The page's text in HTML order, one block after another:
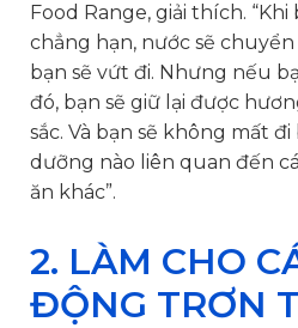
Food Range, giải thích.
chẳng hạn, nước sẽ
bạn sẽ vứt đi. Nhưng nếu
đó, bạn sẽ giữ lại được
sắc. Và bạn sẽ không mất
dưỡng nào liên quan đến
ăn khác”.
2. LÀM CHO
ĐỘNG TRƠN